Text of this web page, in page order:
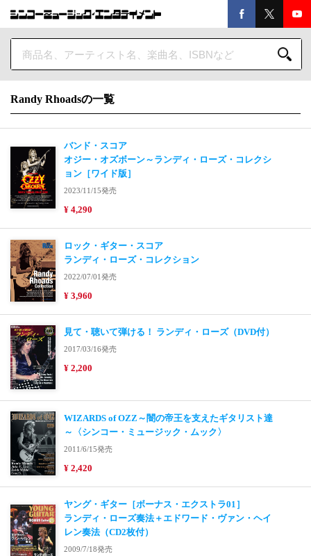
Randy Rhoadsの一覧
バンド・スコア
オジー・オズボーン～ランディ・ローズ・コレクシ
ョン［ワイド版］
2023/11/15発売
¥ 4,290
ロック・ギター・スコア
ランディ・ローズ・コレクション
2022/07/01発売
¥ 3,960
見て・聴いて弾ける！ ランディ・ローズ（DVD付）
2017/03/16発売
¥ 2,200
WIZARDS of OZZ～闇の帝王を支えたギタリスト達
～〈シンコー・ミュージック・ムック〉
2011/6/15発売
¥ 2,420
ヤング・ギター［ボーナス・エクストラ01］
ランディ・ローズ奏法＋エドワード・ヴァン・ヘイ
レン奏法（CD2枚付）
2009/7/18発売